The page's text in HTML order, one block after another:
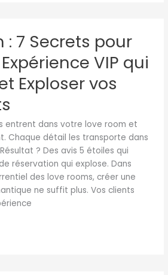
: 7 Secrets pour
VIP qui
Exploser vos
entrent dans votre love room et
Chaque détail les transporte dans
? Des avis 5 étoiles qui
réservation qui explose. Dans
des love rooms, créer une
ne suffit plus. Vos clients